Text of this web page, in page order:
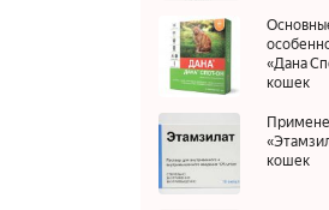
«Дана
кошек
кошек